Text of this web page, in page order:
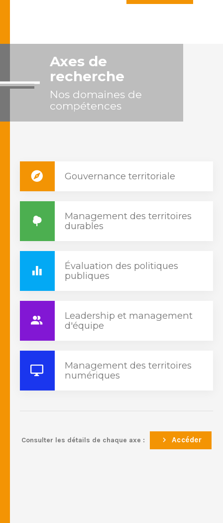
Axes de
recherche
Nos domaines de
compétences
Gouvernance territoriale
Management des territoires
durables
Évaluation des politiques
publiques
Leadership et management
d'équipe
Management des territoires
numériques
Consulter les détails de chaque axe : Accéder